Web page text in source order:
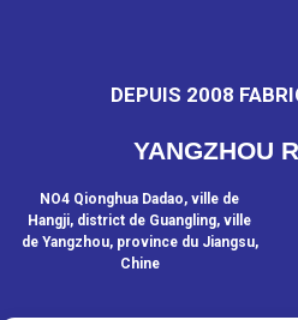
DEPUIS 2008
YANGZHOU
NO4 Qionghua Dadao, ville de
Hangji, district de Guangling, ville
de Yangzhou, province du Jiangsu,
Chine